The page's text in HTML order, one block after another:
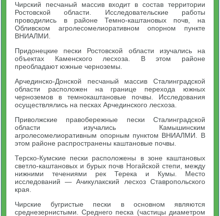
Чирский песчаный массив входит в состав территории
Ростовской области. Исследовательские работы
проводились в районе Темно-каштановых почв, на
Обливском агролесомелиоративном опорном пункте
ВНИАЛМИ.
Придонецкие пески Ростовской области изучались на
объектах Каменского лесхоза. В этом районе
преобладают южные черноземы.
Арчединско-Донской песчаный массив Сталинградской
области расположен на границе перехода южных
черноземов в темнокаштановые почвы. Исследования
осуществлялись на песках Арчединского лесхоза.
Приволжские правобережные пески Сталинградской
области изучались Камышинским
агролесомелиоративным опорным пунктом ВНИАЛМИ. В
этом районе распространены каштановые почвы.
Терско-Кумские пески расположены в зоне каштановых
светло-каштановых и бурых почв Ногайской степи, между
нижними течениями рек Терека и Кумы. Место
исследований — Ачикулакский лесхоз Ставропольского
края.
Чирские бугристые пески в основном являются
среднезернистыми. Среднего песка (частицы диаметром